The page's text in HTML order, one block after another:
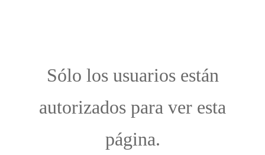
Sólo los usuarios están
autorizados para ver esta
página.